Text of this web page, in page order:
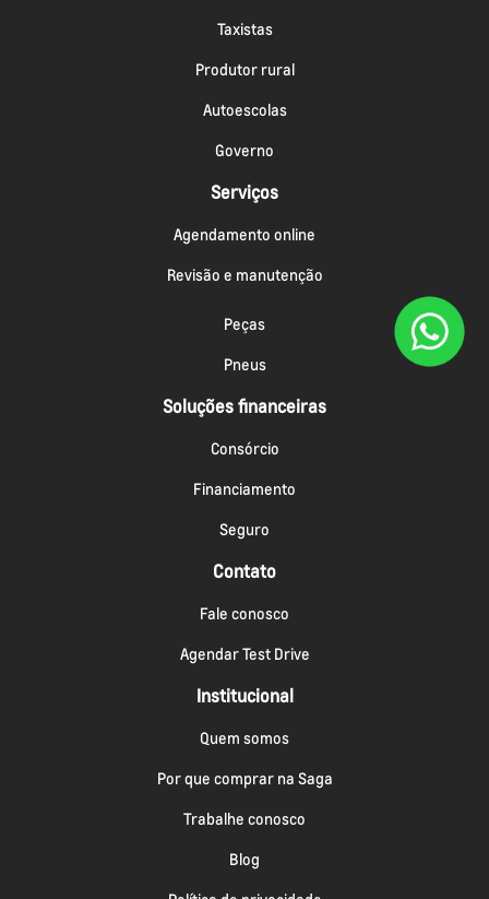
Taxistas
Produtor rural
Autoescolas
Governo
Serviços
Agendamento online
Revisão e manutenção
Peças
Pneus
Soluções financeiras
Consórcio
Financiamento
Seguro
Contato
Fale conosco
Agendar Test Drive
Institucional
Quem somos
Por que comprar na Saga
Trabalhe conosco
Blog